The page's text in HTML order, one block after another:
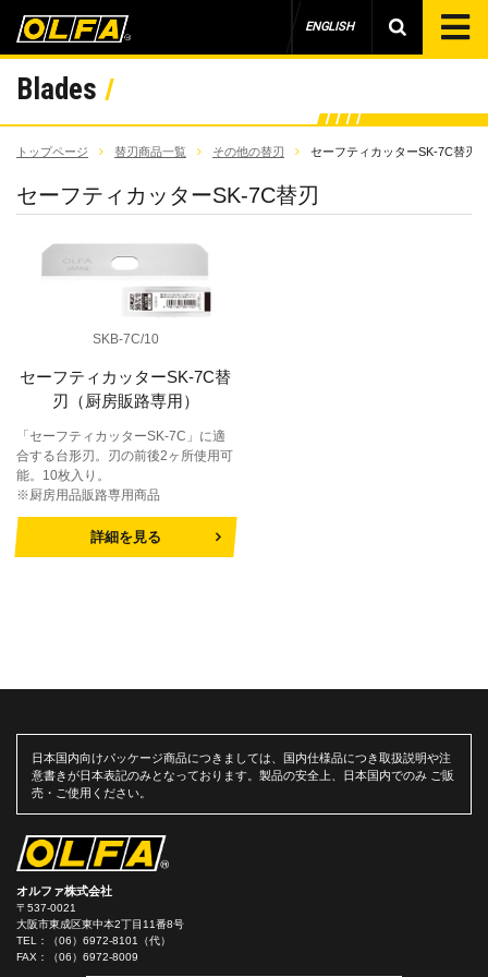
ENGLISH
Blades
トップページ 替刃商品一覧 その他の替刃 セーフティカッターSK-7C替刃
セーフティカッターSK-7C替刃
SKB-7C/10
セーフティカッターSK-7C替
刃（厨房販路専用）
「セーフティカッターSK-7C」に適
合する台形刃。刃の前後2ヶ所使用可
能。10枚入り。
※厨房用品販路専用商品
詳細を見る
日本国内向けパッケージ商品につきましては、国内仕様品につき取扱説明や注
意書きが日本表記のみとなっております。製品の安全上、日本国内でのみ ご販
売・ご使用ください。
オルファ株式会社
〒537-0021
大阪市東成区東中本2丁目11番8号
TEL：
（06）6972-8101（代）
FAX：（06）6972-8009